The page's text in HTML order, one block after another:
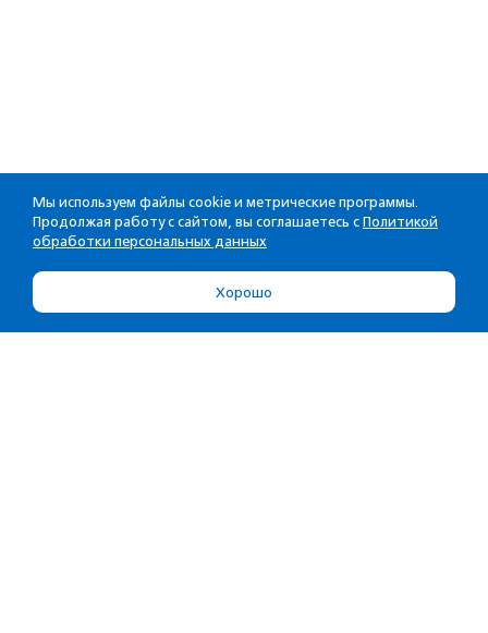
Мы используем файлы cookie и метрические программы.
Продолжая работу с сайтом, вы соглашаетесь с Политикой
обработки персональных данных
Хорошо